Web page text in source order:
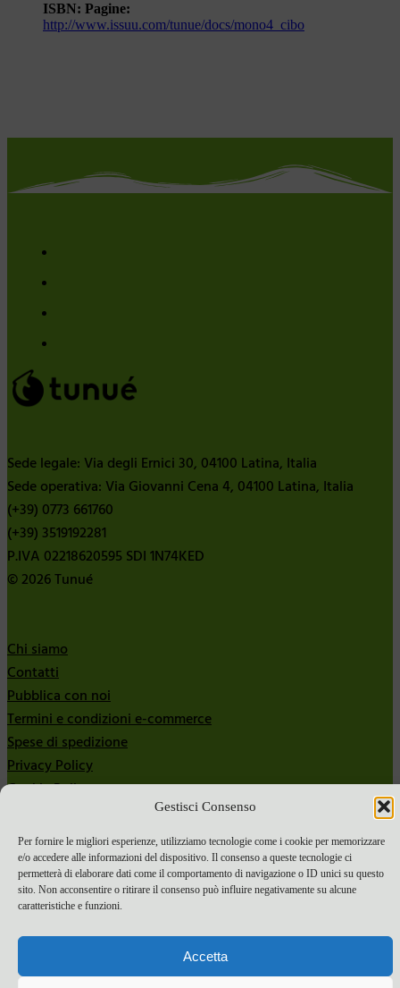
Gestisci Consenso
Per fornire le migliori esperienze, utilizziamo tecnologie come i cookie per memorizzare
e/o accedere alle informazioni del dispositivo. Il consenso a queste tecnologie ci
permetterà di elaborare dati come il comportamento di navigazione o ID unici su questo
sito. Non acconsentire o ritirare il consenso può influire negativamente su alcune
caratteristiche e funzioni.
Accetta
ISBN: Pagine:
http://www.issuu.com/tunue/docs/mono4_cibo
Sede legale: Via degli Ernici 30, 04100 Latina, Italia
Sede operativa: Via Giovanni Cena 4, 04100 Latina, Italia
(+39) 0773 661760
(+39) 3519192281
P.IVA 02218620595 SDI 1N74KED
© 2026 Tunué
Chi siamo
Contatti
Pubblica con noi
Termini e condizioni e-commerce
Spese di spedizione
Privacy Policy
Cookie Policy
Bandi 2024
Bandi 2025